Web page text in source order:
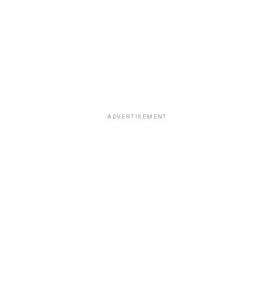
ADVERTISEMENT